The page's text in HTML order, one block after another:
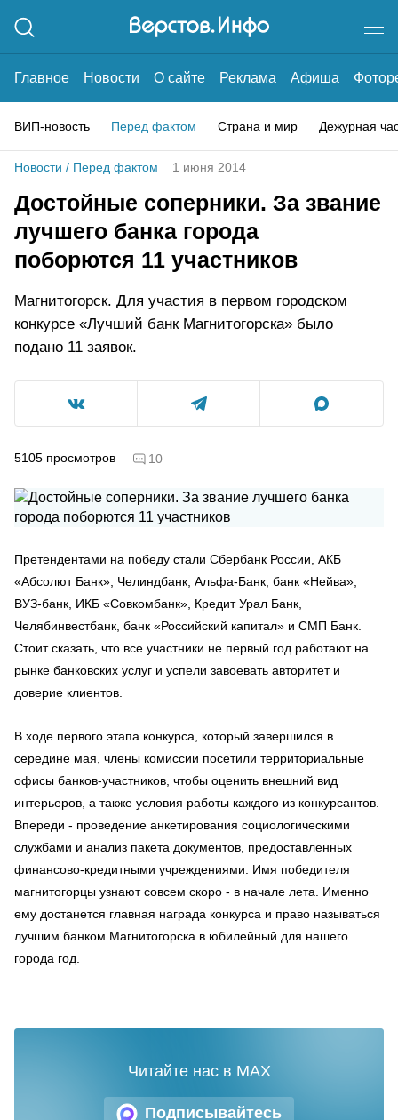
Главное Новости О сайте Реклама Афиша
ВИП-новость Перед фактом Страна и мир Дежурная
Новости / Перед фактом 1 июня 2014
Достойные соперники. За звание
лучшего банка города
поборются 11 участников
Магнитогорск. Для участия в первом городском
конкурсе «Лучший банк Магнитогорска» было
подано 11 заявок.
5105 просмотров 10
Претендентами на победу стали Сбербанк России, АКБ
«Абсолют Банк», Челиндбанк, Альфа-Банк, банк «Нейва»,
ВУЗ-банк, ИКБ «Совкомбанк», Кредит Урал Банк,
Челябинвестбанк, банк «Российский капитал» и СМП Банк.
Стоит сказать, что все участники не первый год работают на
рынке банковских услуг и успели завоевать авторитет и
доверие клиентов.
В ходе первого этапа конкурса, который завершился в
середине мая, члены комиссии посетили территориальные
офисы банков-участников, чтобы оценить внешний вид
интерьеров, а также условия работы каждого из конкурсантов.
Впереди - проведение анкетирования социологическими
службами и анализ пакета документов, предоставленных
финансово-кредитными учреждениями. Имя победителя
магнитогорцы узнают совсем скоро - в начале лета. Именно
ему достанется главная награда конкурса и право называться
лучшим банком Магнитогорска в юбилейный для нашего
города год.
Подписывайтесь
Читайте нас в MAX